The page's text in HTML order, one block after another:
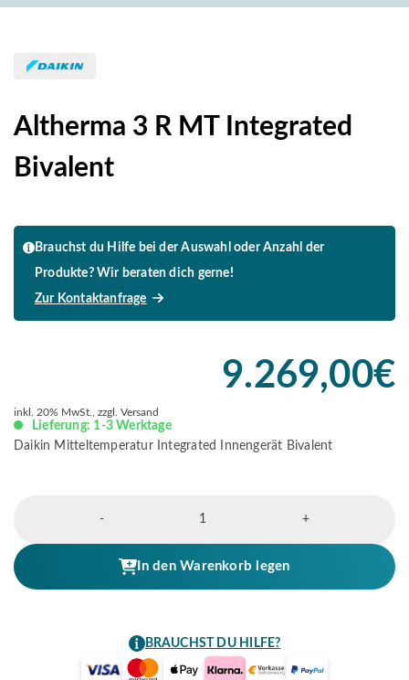
Altherma 3 R MT Integrated
Bivalent
Brauchst du Hilfe bei der Auswahl oder Anzahl der
Produkte? Wir beraten dich gerne!
Zur Kontaktanfrage
9.269,00€
Lieferung: 1-3 Werktage
inkl. 20% MwSt., zzgl. Versand
Daikin Mitteltemperatur Integrated Innengerät Bivalent
-
3
R
MT
+
In den Warenkorb legen
BRAUCHST DU HILFE?